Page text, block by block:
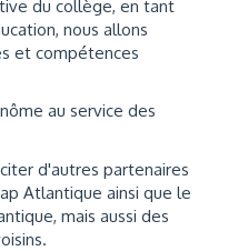
du collège, en tant
nous allons
et compétences
au service des
d'autres partenaires
Atlantique ainsi que le
mais aussi des